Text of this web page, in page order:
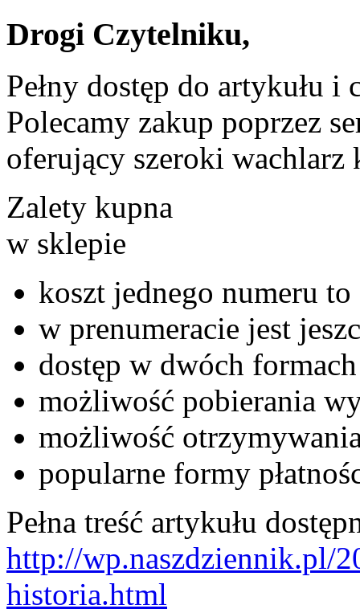
Drogi Czytelniku,
Pełny dostęp do artykułu i
Polecamy zakup poprzez
oferujący szeroki wachlarz
Zalety kupna
w sklepie
koszt jednego numeru to
w prenumeracie jest
dostęp w dwóch
możliwość pobierania
możliwość
popularne formy
Pełna treść artykułu
http://wp.naszdziennik.pl/
historia.html